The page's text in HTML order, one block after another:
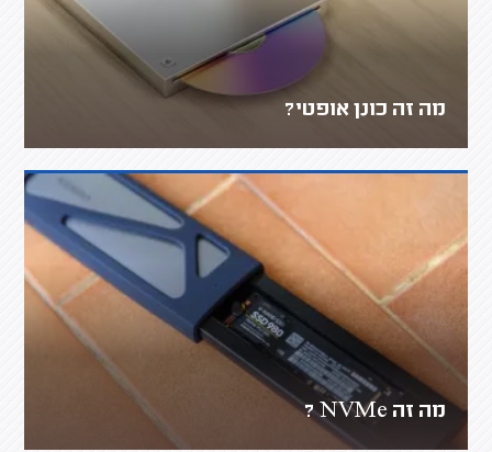
מה זה כונן אופטי?
מה זה NVMe ?